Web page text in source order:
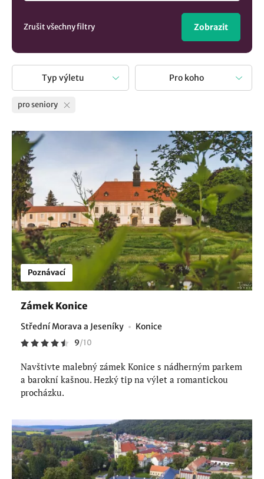
Zrušit všechny filtry Zobrazit
Typ výletu Pro koho
pro seniory
Poznávací
Zámek Konice
Střední Morava a Jeseníky Konice
9/10
Navštivte malebný zámek Konice s nádherným parkem
a barokní kašnou. Hezký tip na výlet a romantickou
procházku.